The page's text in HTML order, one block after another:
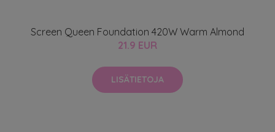
Screen Queen Foundation 420W Warm Almond
21.9 EUR
LISÄTIETOJA